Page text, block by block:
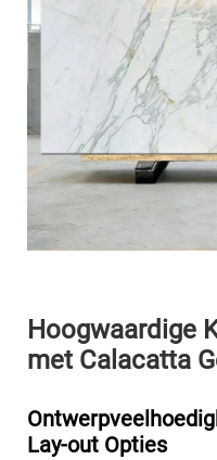
Hoogwaardige
met Calacatta
Lay-out Opties